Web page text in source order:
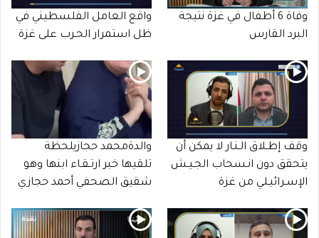
وفاة 6 أطفال في غزة نتيجة
البرد القارس
واقع العامل الفلسطيني في
ظل استمرار الحـرب على غزة
وقف إطـلاق الـنـار لا يمكن أن
يتحقق دون انـسحاب الجـيـش
الإسـرائيـلي من غزة
والدةمحمد حجازيلحظة
تلقيها خبر ارتـقـاء ابنها وهو
شقيق الصحفي أحمد حجازي